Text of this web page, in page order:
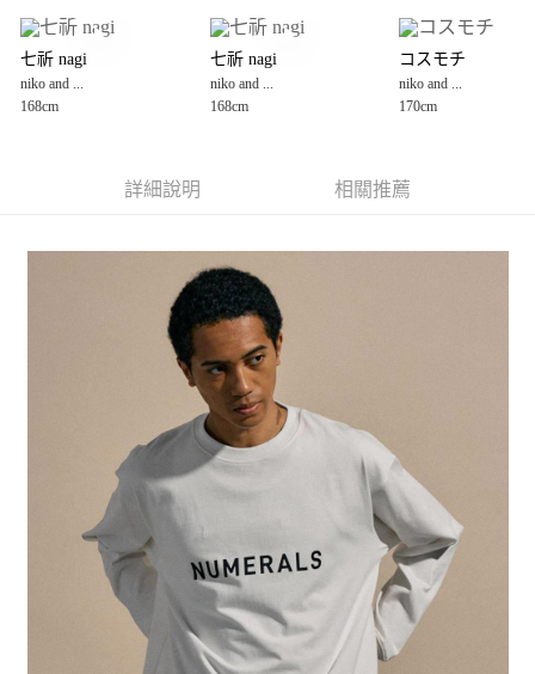
大哥付你分期
【大哥付你分期使用說明】
1.本服務由台灣大哥大提供，台灣大哥大用戶可立即使用無須另外申請。
2.付款方式選擇「大哥付你分期」，訂單成立後會自動跳轉到大哥付的交易
3.實際核准額度、可分期數及費用金額請依後續交易確認頁面所載為準。
4.訂單成立30分鐘內，如未前往確認交易或遇審核未通過，訂單將自動取
1.分期款項不併入電信帳單，「大哥付你分期」於每月結算日後寄送繳費提
2.透過簡訊連結打開帳單後，可選擇「超商條碼／台灣大直營門市／銀行轉
帳／街口支付／iPASS MONEY」等通路繳費。
1.本服務係由「台灣大哥大股份有限公司」（以下簡稱本公司）所提供，讓
用戶於交易時，得透過本服務購買商品或服務，並由商店將買賣／分期付款
買賣價金債權讓與本公司後，依約使用本公司帳單繳交帳款。
2.基於同意付款使用「大哥付你分期」之契約關係目的，商店將以您的個人
資料（包含姓名、電話或地址）提供予台灣大哥大進項蒐集、處理及利用，
由本公司與您本人進行分期帳單所需資料之確認、核對及更正。
3.完整用戶服務條款，請詳閱以下連結：
https://oppay.tw/userRule
AFTEE先享後付
３．安心：先確認商品／服務後，再付款。
【「AFTEE先享後付」結帳流程】
１．於結帳方式選擇「AFTEE先享後付」後，將跳轉至「AFTEE先享後付」
結帳頁面，進行簡訊認證並確認金額後，即可完成結帳。
２．訂單成立數日內，您將收到繳費通知簡訊。
３．收到繳費通知簡訊後14天內，點擊此簡訊中的連結，可透過四大超商／
ATM／網路銀行／等多元方式進行付款，方視為交易完成。
※ 請注意：結帳手續完成當下不需立刻繳費，但若您需要取消訂單，請聯絡
購買商品的店家。未經商家同意取消之訂單仍視為有效，需透過AFTEE先享
後付繳納相關費用。
※ 交易是否成功請以「AFTEE先享後付 」之結帳頁面顯示為準，若有關於
是否繳費成功／繳費後需取消欲退款等相關疑問，請聯繫「AFTEE先享後付
客戶支援中心」
https://netprotections.freshdesk.com/support/home
【注意事項】
１．透過由恩沛科技股份有限公司提供之「AFTEE先享後付」服務完成之交
易，需依本服務之必要範圍內提供個人資料，並將交易相關給付款項請求債
權轉讓予恩沛科技股份有限公司。
２．關於個人資料處理事宜，請瀏覽以下網址：
https://aftee.tw/terms/#terms3
每筆NT$80，滿NT$1,500(含以上)免運費
每筆NT$80，滿NT$1,500(含以上)免運費
每筆NT$80，滿NT$1,500(含以上)免運費
付款後 7-11取貨
每筆NT$80，滿NT$1,500(含以上)免運費
每筆NT$80，滿NT$1,500(含以上)免運費
七祈 nagi
niko and ...
168cm
七祈 nagi
niko and ...
168cm
コスモチ
niko and ...
170cm
詳細說明 相關推薦